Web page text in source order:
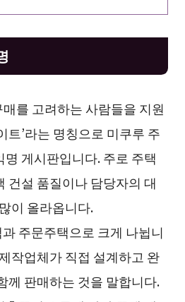
를 고려하는 사람들을 지원
트’라는 명칭으로 미쿠루 주
게시판입니다. 주로 주택
건설 품질이나 담당자의 대
이 올라옵니다.
주문주택으로 크게 나뉩니
작업체가 직접 설계하고 완
께 판매하는 것을 말합니다.